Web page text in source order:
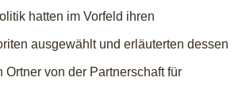
hatten im Vorfeld ihren
ausgewählt und erläuterten dessen
Ortner von der Partnerschaft für